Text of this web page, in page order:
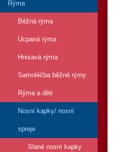
Rýma
Běžná rýma
Ucpaná rýma
Hnisavá rýma
Samoléčba běžné rýmy
Rýma a děti
Nosní kapky/ nosní
spreje
Slané nosní kapky